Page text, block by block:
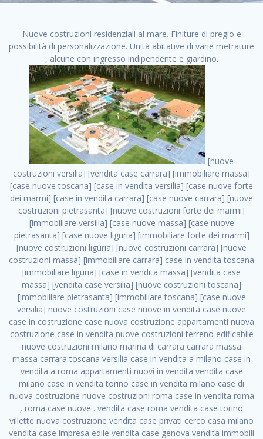
Nuove costruzioni residenziali al mare. Finiture di pregio e
possibilità di personalizzazione. Unità abitative di varie metrature
, alcune con ingresso indipendente e giardino.
[nuove costruzioni versilia] [vendita case carrara] [immobiliare massa] [case nuove toscana] [case in vendita versilia] [case nuove forte dei marmi] [case in vendita carrara] [case nuove carrara] [nuove costruzioni pietrasanta] [nuove costruzioni forte dei marmi] [immobiliare versilia] [case nuove massa] [case nuove pietrasanta] [case nuove liguria] [immobiliare forte dei marmi] [nuove costruzioni liguria] [nuove costruzioni carrara] [nuove costruzioni massa] [immobiliare carrara] case in vendita toscana [immobiliare liguria] [case in vendita massa] [vendita case massa] [vendita case versilia] [nuove costruzioni toscana] [immobiliare pietrasanta] [immobiliare toscana] [case nuove versilia] nuove costruzioni case nuove in vendita case nuove case in costruzione case nuova costruzione appartamenti nuova costruzione case in vendita nuove costruzioni terreno edificabile nuove costruzioni milano marina di carrara carrara massa massa carrara toscana versilia case in vendita a milano case in vendita a roma appartamenti nuovi in vendita vendita case milano case in vendita torino case in vendita milano case di nuova costruzione nuove costruzioni roma case in vendita roma , roma case nuove . vendita case roma vendita case torino villette nuova costruzione vendita case privati cerco casa milano vendita case impresa edile vendita case genova vendita immobili vendita case nuove cerco casa ville nuova costruzione annunci case in vendita case in vendita nuova costruzione nuove case in vendita case in vendita da privati villette a schiera cerco casa in vendita case in affitto vendita nuove costruzioni costruire case affitto affitto negozio milano cerco casa roma cerco casa nuova costruzione appartamenti in costruzione, roma case nuove . case nuove vendita case in vendita nuove case nuove milano nuove costruzioni morena case in vendita costruzioni case case in vendita tor vergata nuova annunci vendita case case in vendita milano centro, roma case nuove . vendita case nuova costruzione case in vendita privati agenzia immobiliare appartamenti di nuova costruzione ville in costruzione case in vendita a opera nuova costruzione nuove costruzioni torino, roma case nuove . appartamenti nuovi impresa edile roma trova casa costruzioni nuove appartamenti in affitto cantieri in costruzione, roma case nuove . immobiliare nuove costruzioni case in vendita dragona appartamenti in vendita siti vendita case case in vendita roma nord nuovi costruzioni ville nuove in vendita nuove costruzioni in vendita trovocasa cerco casa affitto villette in vendita nuove costruzioni immobiliari nuove costruzioni bologna toscano immobiliare palermo nuovi appartamenti vendita case dragona nuova costruzione case in vendita villaggio prenestino, roma case nuove . case in vendita dal costruttore imprese edili torino nuove costruzioni firenze immobiliare case nuove in costruzione toscano immobiliare milano, roma case nuove . casanuova case in vendita acilia dragona case in vendita di nuova costruzione case in vendita da costruttore nuove costruzioni eur case e cantieri appartamenti in vendita nuova costruzione case in vendita a dragona roma case in vendita nuove case in costruzione porta portese immobiliare appartamenti cerco casa disperatamente case in vendita torresina cascine in vendita vendita immobili roma, roma case nuove . milano nuove costruzioni morena case in vendita costruzioni edili nuove costruzioni catania visure catastali on line gratis nuove costruzioni monza case in costruzione milano, roma case nuove . nuove costruzioni boccea vendita immobili milano attico immobiliare roma vendita imprese edili bergamo impresa edile bologna case in vendita a classe appartamento nuovo nuove costruzioni pietralata case costruzione case in vendita roma sud nuove costruzioni residenziali a milano appartamenti nuova costruzione milano case in vendita boccea case in vendita morena nuove costruzioni vendita immobili privati, roma case nuove . comprare casa nuova costruzione case in vendita con leasing case in vendita ostia antica case nuova costruzione milano appartamenti nuovi milano case nuove roma nuove costruzioni bari edilizia convenzionata case in vendita a tortona villaggio prenestino case in vendita toscano immobiliare professione casa nuove costruzioni parma impresa costruzioni nuove case nuove costruzioni bergamo vendita immobili torino ville di nuova costruzione solo affitti appartamento nuovo in vendita appartamenti nuova costruzione roma case nuova costruzione roma, roma case nuove . nuove costruzioni a milano case in costruzione roma impresa di costruzioni grimaldi immobiliare costruzioni villetta nuova costruzione case in vendita da imprese edili cerco casa a acquisto casa in costruzione nuove costruzioni mare costruzioni immobiliari cantieri nuove costruzioni acquisto casa nuova costruzione nuove costruzioni padova comprare casa in costruzione impresa edile napoli nuove costruzioni pescara casa risorse immobiliari, roma case nuove . immobili in costruzione villette nuove villette nuove in vendita gabetti imprese edili verona nuove costruzioni milano sud nuovi immobili nuove costruzioni legnano, roma case nuove . cantieri nuove costruzioni milano villa nuova case vendita nuove costruzioni appartamenti in vendita nuovi immobili nuovi costruttori case imprese edili brescia nuovi appartamenti milano case in vendita selva nera casa nuova retecasa case nuova costruzione in vendita monolocale imprese edili firenze imprese edili padova frimm vendita case dragona nuove costruzioni vendita imprese edili parma imprese di costruzioni milano immobiliare toscano frimm immobiliare roma case case dal costruttore acquisto terreno agricolo imprese edili italiane roma vende casa case nuove a milano nuove costruzioni a roma imprese costruzioni roma cerco casa nuova immobili di nuova costruzione case in vendita castelverde roma impresa edile palermo rent to buy roma nuove costruzioni, roma case nuove . tempocasa case in vendita a riscatto nuove costruzioni varese nuove costruzioni bolzano vendita case in costruzione nuove costruzioni lecce cantiere milano costruire villa imprese edili treviso impresa edile catania case in vendita roma tiburtina vendita appartamenti nuova costruzione vendita immobili commerciali case nuove in vendita milano nuove costruzioni seregno cerca casa vendita cerco casa milano vendita nuove costruzioni milano ovest vendita case nuove milano imprese edili modena nuove costruzioni milano centro case in vendita aranova nuove abitazioni, roma case nuove ., roma case nuove . nuove costruzioni brescia nuove costruzioni como appartamenti nuovi in vendita a milano case in vendita bologna nuove costruzioni appartamenti in vendita milano nuova costruzione imprese edili como morena nuove costruzioni nuove costruzioni case vendita appartamenti nuovi nuove costruzioni salerno eurekasa villette in costruzione bilocali nuovi case nuove in vendita a roma case in vendita con permuta nuove costruzioni trento impresa edile varese imprese costruzioni milano imprese edili venezia case in vendita prenestina imprese edili spa nuove costruzioni gallarate roma nuove costruzioni case in nuova costruzione nuovi case nuove in vendita a milano nuove costruzioni loano nuovi cantieri milano imprese edili novara case in vendita roma est imprese di costruzioni roma appartamenti in costruzione milano nuovi cantieri cerco casa vendita milano nuove costruzioni brugherio vendita case da imprese edili imprese edili udine nuove costruzioni direttamente dal costruttore imprese edili vicenza case in vendita a loano nuova costruzione nuove villette prezzi case nuove case in vendita in costruzione compravendita terreno agricolo cantiere, roma case nuove . case in vendita milano navigli costruzione nuova casa costruzioni nuove milano nuove costruzioni roma rent to buy nuove costruzioni taranto palazzo in costruzione vendita appartamenti nuova costruzione milano centro costruzioni milano case in vendita milano nuove costruzioni case in vendita milano sud impresa edile como case nuove a roma boccea case in vendita imprese edili trento nuove costruzioni buccinasco case in costruzione a milano nuove costruzioni ripamonti case in vendita a salerno nuove costruzioni nuove residenze milano case nuove vendita milano nuove costruzioni milano nord nuove costruzioni livorno vendita nuove costruzioni roma nuove costruzioni liguria costruzioni roma cerco casa roma vendita nuove costruzioni classe a impresa edile rimini nuovi annunci case in vendita nuove costruzioni magenta todini costruzioni case grezze in vendita vendita appartamenti nuovi milano case in vendita gallaratese milano nuove costruzioni arezzo, roma case nuove . case in vendita castelverde case nuove dal costruttore nuovo appartamento nuove costruzioni desenzano imprese edili lombardia imprese edili veneto appartamenti in costruzione roma case vendita pescara nuove costruzioni case in vendita ad acilia imprese edili verona e provincia nuove costruzioni desio appartamenti classe a milano firenze nuove costruzioni pirelli re immobiliare grandi imprese di costruzioni case in vendita torresina roma case in vendita navigli milano nuove costruzioni roma centro nuovecostruzioni appartamenti nuovi a milano impresa edile ancona nuove residenze dragona case in vendita nuove costruzioni brindisi vendita nuove costruzioni milano case in vendita arredate nuove case milano case nuove milano centro sito impresa edile nuove costruzioni montesilvano case vendita monza nuove costruzioni vendita case nuove roma impresa edile monza case in vendita vimercate nuova